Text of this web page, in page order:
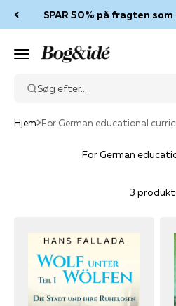
SPAR 50% på fragten
Menu Bog & idé
Søg efter...
Hjem For German educational
For German
3